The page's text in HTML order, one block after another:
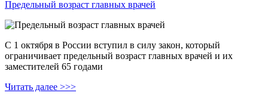
Предельный возраст главных врачей
С 1 октября в России вступил в силу закон, который
ограничивает предельный возраст главных врачей и их
заместителей 65 годами
Читать далее >>>